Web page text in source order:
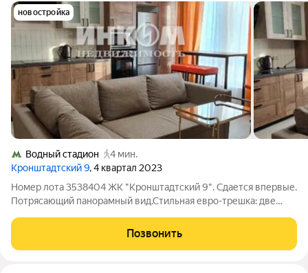
новостройка
Водный стадион
4 мин.
Кронштадтский 9, 4 квартал 2023
Номер лота 3538404 ЖК "Кронштадтский 9". Сдается впервые.
Потрясающий панорамный вид.Стильная евро-трешка: две
Кухонный гарнитур встроенный со всей бытовой техникой,
включая посудомоечную
Позвонить